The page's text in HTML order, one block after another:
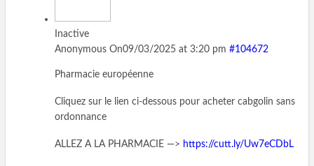
Inactive
Anonymous On09/03/2025 at 3:20 pm #104672
Pharmacie européenne
Cliquez sur le lien ci-dessous pour acheter cabgolin sans
ordonnance
ALLEZ A LA PHARMACIE —> https://cutt.ly/Uw7eCDbL